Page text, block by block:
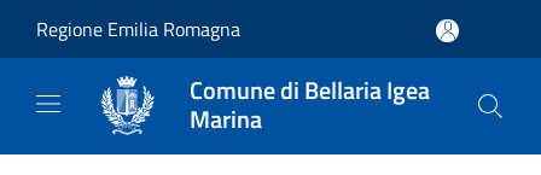
Regione Emilia Romagna
Comune di Bellaria Igea
Marina